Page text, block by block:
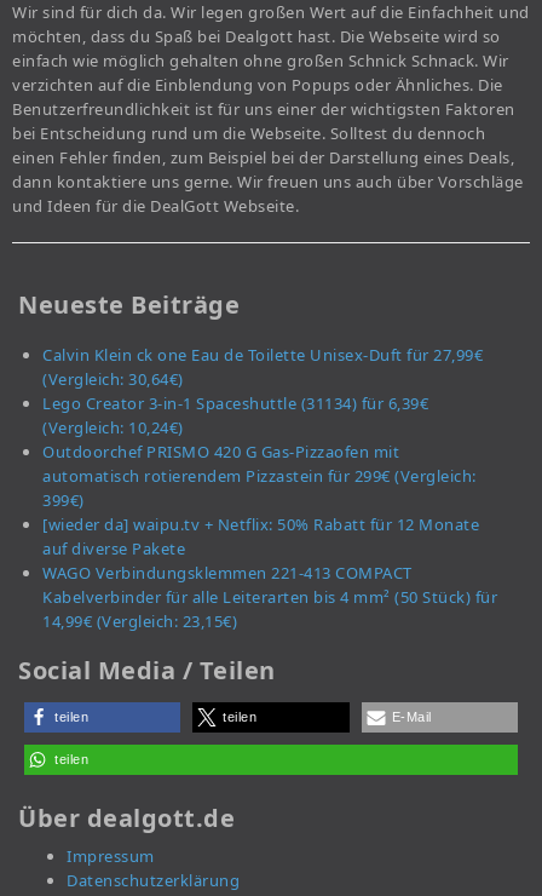
Wir sind für dich da. Wir legen großen Wert auf die Einfachheit und
möchten, dass du Spaß bei Dealgott hast. Die Webseite wird so
einfach wie möglich gehalten ohne großen Schnick Schnack. Wir
verzichten auf die Einblendung von Popups oder Ähnliches. Die
Benutzerfreundlichkeit ist für uns einer der wichtigsten Faktoren
bei Entscheidung rund um die Webseite. Solltest du dennoch
einen Fehler finden, zum Beispiel bei der Darstellung eines Deals,
dann kontaktiere uns gerne. Wir freuen uns auch über Vorschläge
und Ideen für die DealGott Webseite.
Neueste Beiträge
Calvin Klein ck one Eau de Toilette Unisex-Duft für 27,99€
(Vergleich: 30,64€)
Lego Creator 3-in-1 Spaceshuttle (31134) für 6,39€
(Vergleich: 10,24€)
Outdoorchef PRISMO 420 G Gas-Pizzaofen mit
automatisch rotierendem Pizzastein für 299€ (Vergleich:
399€)
[wieder da] waipu.tv + Netflix: 50% Rabatt für 12 Monate
auf diverse Pakete
WAGO Verbindungsklemmen 221-413 COMPACT
Kabelverbinder für alle Leiterarten bis 4 mm² (50 Stück) für
14,99€ (Vergleich: 23,15€)
Social Media / Teilen
teilen teilen E-Mail
teilen
Über dealgott.de
Impressum
Datenschutzerklärung